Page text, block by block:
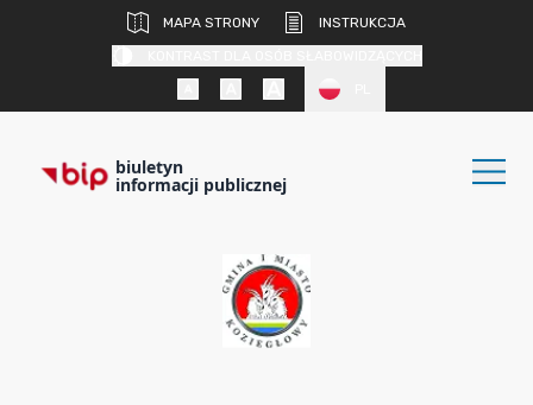
MAPA STRONY
INSTRUKCJA
biuletyn
informacji publicznej